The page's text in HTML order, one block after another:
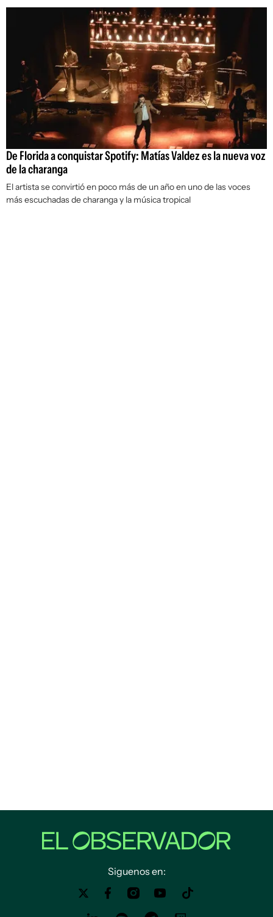
De Florida a conquistar Spotify: Matías Valdez es la nueva voz
de la charanga
El artista se convirtió en poco más de un año en uno de las voces
más escuchadas de charanga y la música tropical
Siguenos en: